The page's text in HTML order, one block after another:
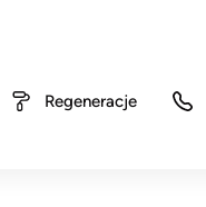
Regeneracje